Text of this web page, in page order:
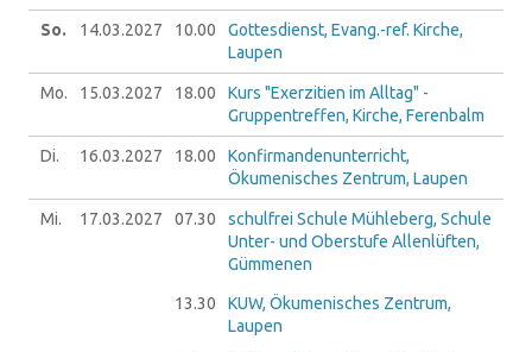
So. 14.03.2027 10.00
Gottesdienst, Evang.-ref. Kirche,
Laupen
Mo. 15.03.2027 18.00
Kurs "Exerzitien im Alltag" -
Gruppentreffen, Kirche, Ferenbalm
Di. 16.03.2027 18.00
Konfirmandenunterricht,
Ökumenisches Zentrum, Laupen
Mi. 17.03.2027 07.30
schulfrei Schule Mühleberg, Schule
Unter- und Oberstufe Allenlüften,
Gümmenen
13.30
KUW, Ökumenisches Zentrum,
Laupen